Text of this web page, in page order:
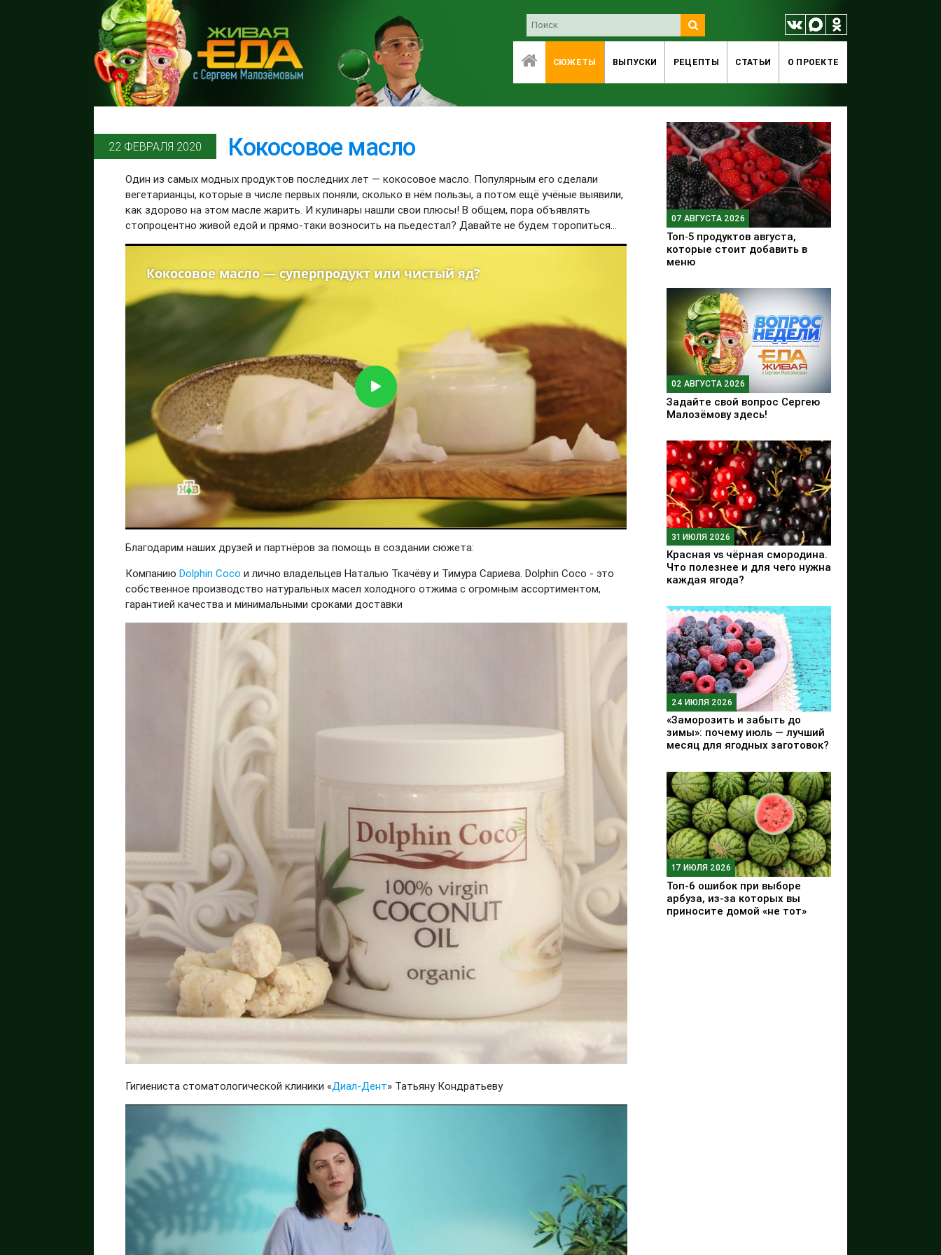
СЮЖЕТЫ ВЫПУСКИ РЕЦЕПТЫ СТАТЬИ O ПРОЕКТЕ
22 ФЕВРАЛЯ 2020 Кокосовое масло
Один из самых модных продуктов последних лет — кокосовое масло. Популярным его сделали
вегетарианцы, которые в числе первых поняли, сколько в нём пользы, а потом ещё учёные выявили,
как здорово на этом масле жарить. И кулинары нашли свои плюсы! В общем, пора объявлять
стопроцентно живой едой и прямо-таки возносить на пьедестал? Давайте не будем торопиться...
Благодарим наших друзей и партнёров за помощь в создании сюжета:
Компанию Dolphin Coco и лично владельцев Наталью Ткачёву и Тимура Сариева. Dolphin Coco - это
собственное производство натуральных масел холодного отжима с огромным ассортиментом,
гарантией качества и минимальными сроками доставки
Гигиениста стоматологической клиники «Диал-Дент» Татьяну Кондратьеву
07 АВГУСТА 2026
Топ‑5 продуктов августа,
которые стоит добавить в
меню
02 АВГУСТА 2026
Задайте свой вопрос Сергею
Малозёмову здесь!
31 ИЮЛЯ 2026
Красная vs чёрная смородина.
Что полезнее и для чего нужна
каждая ягода?
24 ИЮЛЯ 2026
«Заморозить и забыть до
зимы»: почему июль — лучший
месяц для ягодных заготовок?
17 ИЮЛЯ 2026
Топ-6 ошибок при выборе
арбуза, из-за которых вы
приносите домой «не тот»